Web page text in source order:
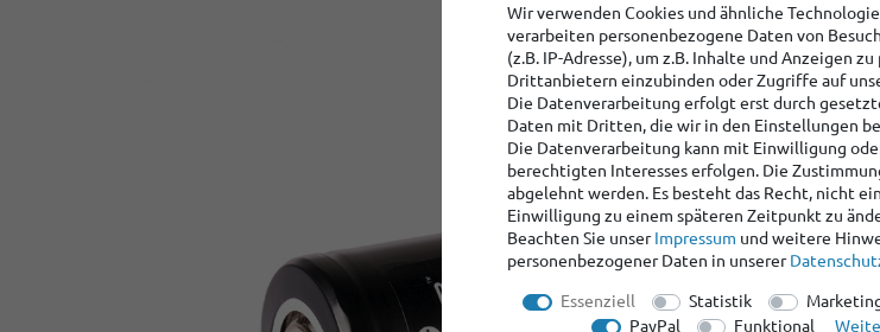
Wir verwenden Cookies und ähnliche
verarbeiten personenbezogene Daten von
(z.B. IP-Adresse), um z.B. Inhalte und Anzeigen
Drittanbietern einzubinden oder Zugriffe auf
Die Datenverarbeitung erfolgt erst durch
Daten mit Dritten, die wir in den Einstellungen
Die Datenverarbeitung kann mit Einwilligung
berechtigten Interesses erfolgen. Die
abgelehnt werden. Es besteht das Recht, nicht
Einwilligung zu einem späteren Zeitpunkt zu
Beachten Sie unserImpressum und weitere
personenbezogener Daten in unserer
Essenziell
Statistik
PayPal
Funktional